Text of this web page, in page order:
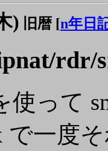
) 旧暦 [n年日
rdr/
使って
で一度